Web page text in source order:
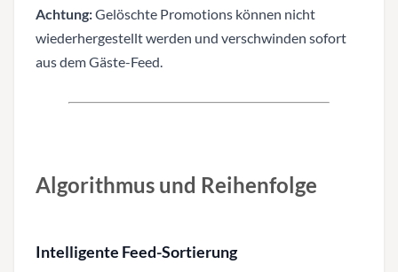
Achtung:Gelöschte Promotions können nicht
wiederhergestellt werden und verschwinden sofort
aus dem Gäste-Feed.
Algorithmus und Reihenfolge
Intelligente Feed-Sortierung